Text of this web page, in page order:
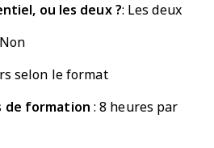
, ou les deux ?: Les deux
selon le format
de formation : 8 heures par